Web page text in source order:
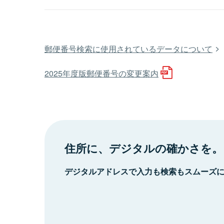
郵便番号検索に使用されているデータについて
2025年度版郵便番号の変更案内
住所に、デジタルの確かさを。
デジタルアドレスで入力も検索もスムーズ